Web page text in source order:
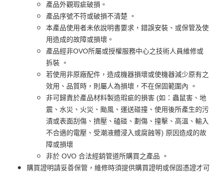
產品外觀瑕疵破損。
產品序號不符或破損不清楚 。
本產品使用者未依說明書要求，錯誤安裝、或保管及使
用造成的故障或損壞。
產品經非OVO所屬或授權服務中心之技術人員維修或
拆裝 。
若使用非原廠配件，造成機器損壞或使機器減少原有之
效用、品質時，則屬人為損壞，不在保固範圍內 。
非可歸責於產品材料製造瑕疵的損害 (如：蟲鼠害、地
震、水災、火災、颱風、運送碰撞、使用後所產生的污
漬或表面刮傷、擠壓、磕碰、劃傷、撞擊、高溫、輸入
不合適的電壓、受潮液體浸入或腐蝕等) 原因造成的故
障或損壞
非於 OVO 合法經銷管道所購買之產品 。
購買證明請妥善保管，維修時須提供購買證明或保固憑證才可